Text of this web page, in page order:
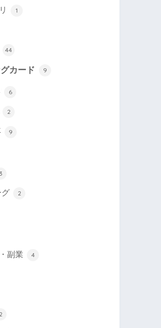
1
44
カード 9
6
2
9
3
グ 2
副業 4
2